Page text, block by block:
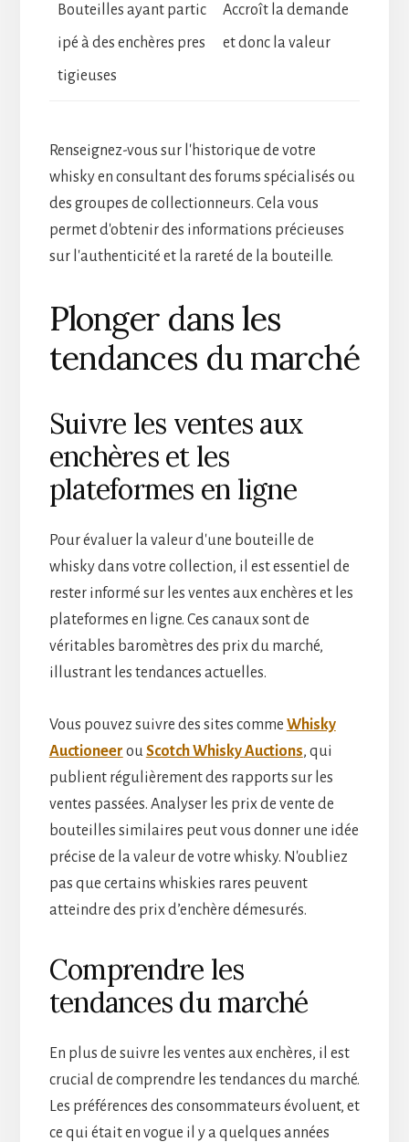
Bouteilles ayant partic
ipé à des enchères pres
tigieuses
Accroît la demande
et donc la valeur
Renseignez-vous sur l'historique de votre
whisky en consultant des forums spécialisés ou
des groupes de collectionneurs. Cela vous
permet d'obtenir des informations précieuses
sur l'authenticité et la rareté de la bouteille.
Plonger dans les
tendances du marché
Suivre les ventes aux
enchères et les
plateformes en ligne
Pour évaluer la valeur d'une bouteille de
whisky dans votre collection, il est essentiel de
rester informé sur les ventes aux enchères et les
plateformes en ligne. Ces canaux sont de
véritables baromètres des prix du marché,
illustrant les tendances actuelles.
Vous pouvez suivre des sites comme Whisky
Auctioneer ou Scotch Whisky Auctions, qui
publient régulièrement des rapports sur les
ventes passées. Analyser les prix de vente de
bouteilles similaires peut vous donner une idée
précise de la valeur de votre whisky. N'oubliez
pas que certains whiskies rares peuvent
atteindre des prix d’enchère démesurés.
Comprendre les
tendances du marché
En plus de suivre les ventes aux enchères, il est
crucial de comprendre les tendances du marché.
Les préférences des consommateurs évoluent, et
ce qui était en vogue il y a quelques années